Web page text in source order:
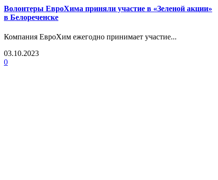
Волонтеры ЕвроХима приняли участие в «Зеленой акции»
в Белореченске
Компания ЕвроХим ежегодно принимает участие...
03.10.2023
0